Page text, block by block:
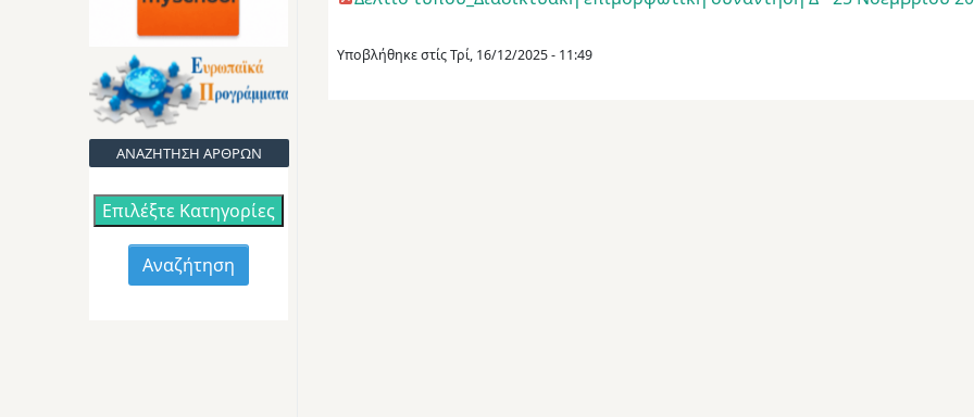
ΑΝΑΖΗΤΗΣΗ ΑΡΘΡΩΝ
Επιλέξτε Κατηγορίες
Υποβλήθηκε στίςΤρί, 16/12/2025 - 11:49